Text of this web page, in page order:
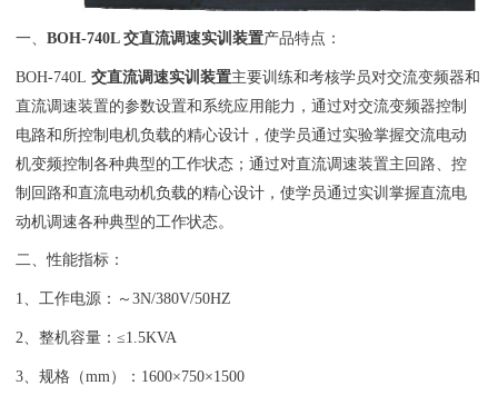
一、BOH-740L 交直流调速实训装置产品特点：
BOH-740L交直流调速实训装置主要训练和考核学员对交流变频器和
直流调速装置的参数设置和系统应用能力，通过对交流变频器控制
电路和所控制电机负载的精心设计，使学员通过实验掌握交流电动
机变频控制各种典型的工作状态；通过对直流调速装置主回路、控
制回路和直流电动机负载的精心设计，使学员通过实训掌握直流电
动机调速各种典型的工作状态。
二、性能指标：
1、工作电源：～3N/380V/50HZ
2、整机容量：≤1.5KVA
3、规格（mm）：1600×750×1500